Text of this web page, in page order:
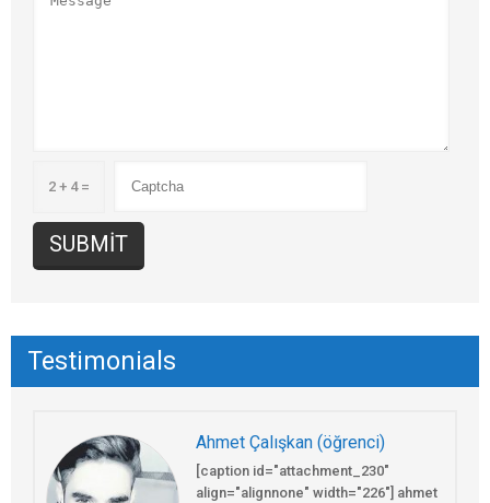
2 + 4 =
Testimonials
Ahmet Çalışkan (öğrenci)
[caption id="attachment_230"
align="alignnone" width="226"] ahmet